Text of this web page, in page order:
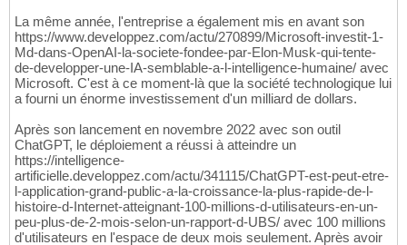
La même année, l'entreprise a également mis en avant son
https://www.developpez.com/actu/270899/Microsoft-investit-1-
Md-dans-OpenAI-la-societe-fondee-par-Elon-Musk-qui-tente-
de-developper-une-IA-semblable-a-l-intelligence-humaine/ avec
Microsoft. C'est à ce moment-là que la société technologique lui
a fourni un énorme investissement d'un milliard de dollars.
Après son lancement en novembre 2022 avec son outil
ChatGPT, le déploiement a réussi à atteindre un
https://intelligence-
artificielle.developpez.com/actu/341115/ChatGPT-est-peut-etre-
l-application-grand-public-a-la-croissance-la-plus-rapide-de-l-
histoire-d-Internet-atteignant-100-millions-d-utilisateurs-en-un-
peu-plus-de-2-mois-selon-un-rapport-d-UBS/ avec 100 millions
d'utilisateurs en l'espace de deux mois seulement. Après avoir